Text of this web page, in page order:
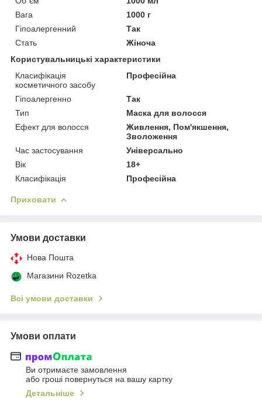
Вага
1000 г
Гіпоалергенний
Так
Стать
Жіноча
Користувальницькі характеристики
Класифікація
косметичного засобу
Професійна
Гіпоалергенно
Так
Тип
Маска для волосся
Ефект для волосся
Живлення, Пом'якшення,
Зволоження
Час застосування
Універсально
Вік
18+
Класифікація
Професійна
Приховати
Умови доставки
Нова Пошта
Магазини Rozetka
Всі умови доставки
Умови оплати
Ви отримаєте замовлення
або гроші повернуться на вашу картку
Детальніше